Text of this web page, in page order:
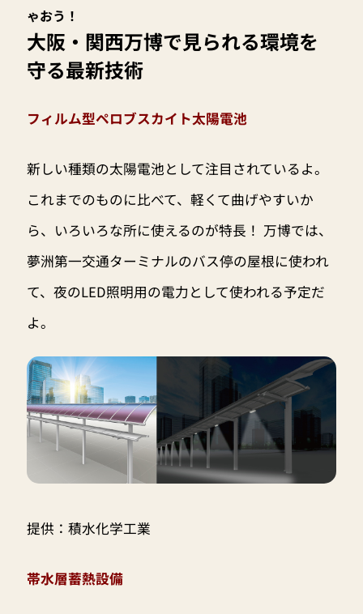
ゃおう！
大阪・関西万博で見られる環境を
守る最新技術
フィルム型ペロブスカイト太陽電池
新しい種類の太陽電池として注目されているよ。
これまでのものに比べて、軽くて曲げやすいか
ら、いろいろな所に使えるのが特長！ 万博では、
夢洲第一交通ターミナルのバス停の屋根に使われ
て、夜のLED照明用の電力として使われる予定だ
よ。
提供：積水化学工業
帯水層蓄熱設備